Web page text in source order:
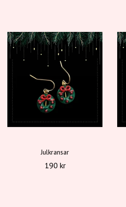
Julkransar
190 kr